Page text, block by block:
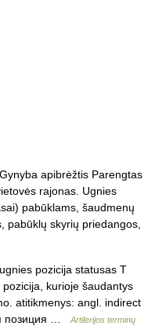
apibrėžtis Parengtas
rajonas. Ugnies
pabūklams, šaudmenų
pabūklų skyrių priedangos,
pozicija statusas T
kurioje šaudantys
atitikmenys: angl. indirect
позиция …
Artilerijos terminų